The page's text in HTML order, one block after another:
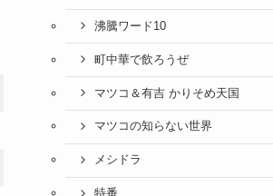
沸騰ワード10
町中華で飲ろうぜ
マツコ＆有吉 かりそめ天国
マツコの知らない世界
メシドラ
特番